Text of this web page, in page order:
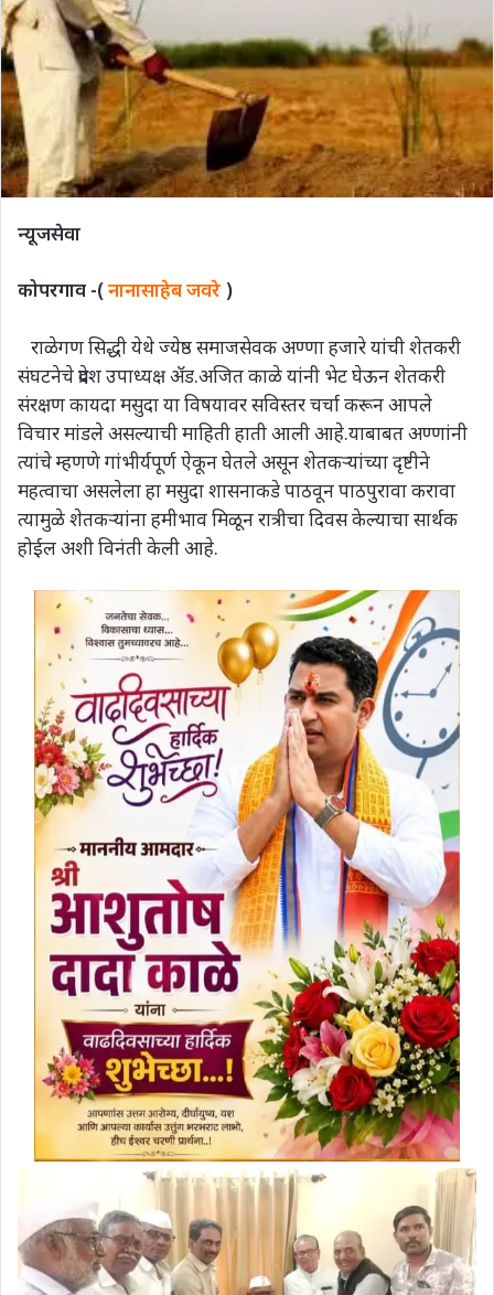
न्यूजसेवा
कोपरगाव -(नानासाहेब जवरे )
राळेगण सिद्धी येथे ज्येष्ठ समाजसेवक अण्णा हजारे यांची शेतकरी
संघटनेचे प्रदेश उपाध्यक्ष ॲड.अजित काळे यांनी भेट घेऊन शेतकरी
संरक्षण कायदा मसुदा या विषयावर सविस्तर चर्चा करून आपले
विचार मांडले असल्याची माहिती हाती आली आहे.याबाबत अण्णांनी
त्यांचे म्हणणे गांभीर्यपूर्ण ऐकून घेतले असून शेतकऱ्यांच्या दृष्टीने
महत्वाचा असलेला हा मसुदा शासनाकडे पाठवून पाठपुरावा करावा
त्यामुळे शेतकऱ्यांना हमीभाव मिळून रात्रीचा दिवस केल्याचा सार्थक
होईल अशी विनंती केली आहे.